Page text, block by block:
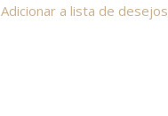
Adicionar a lista de desejos